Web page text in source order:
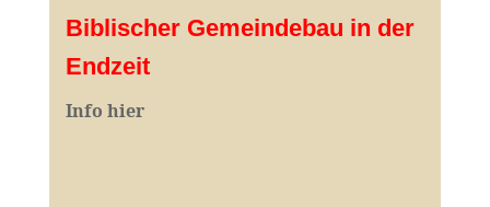
Biblischer Gemeindebau in der
Endzeit
Info hier